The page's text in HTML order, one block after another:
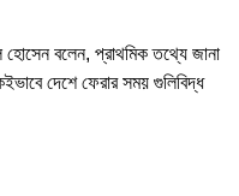
হোসেন বলেন, প্রাথমিক তথ্যে জানা
দেশে ফেরার সময় গুলিবিদ্ধ